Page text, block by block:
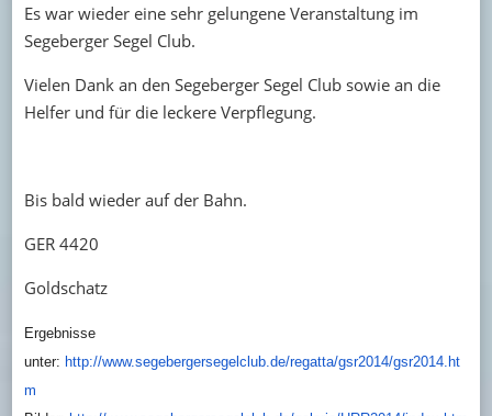
Es war wieder eine sehr gelungene Veranstaltung im
Segeberger Segel Club.
Vielen Dank an den Segeberger Segel Club sowie an die
Helfer und für die leckere Verpflegung.
Bis bald wieder auf der Bahn.
GER 4420
Goldschatz
Ergebnisse
unter: http://www.segebergersegelclub.de/regatta/gsr2014/gsr2014.ht
m